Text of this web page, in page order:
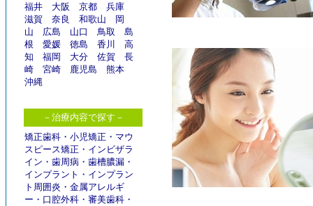
福井
大阪 京都
兵庫
滋賀
奈良 和歌山
岡
山
広島 山口 鳥取
島
根
愛媛 徳島 香川
高
知
福岡 大分 佐賀
長
崎
宮崎 鹿児島
熊本
沖縄
－治療内容で探す－
矯正歯科 ・ 小児矯正 ・ マウ
スピース矯正 ・ インビザラ
イン ・ 歯周病 ・ 歯槽膿漏 ・
インプラント ・ インプラン
ト周囲炎 ・ 金属アレルギ
ー ・ 口腔外科 ・ 審美歯科 ・